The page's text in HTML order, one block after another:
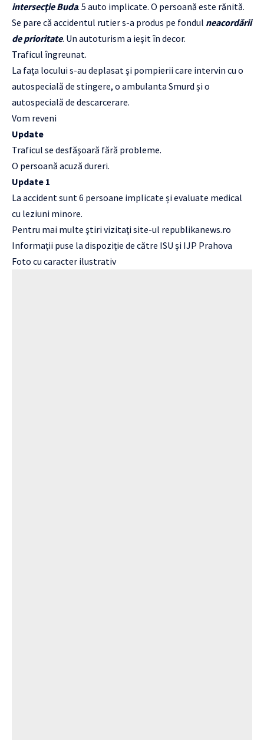
intersecţie Buda. 5 auto implicate. O persoană este rănită.
Se pare că accidentul rutier s-a produs pe fondul neacordării
de prioritate. Un autoturism a ieşit în decor.
Traficul îngreunat.
La faţa locului s-au deplasat şi pompierii care intervin cu o
autospecială de stingere, o ambulanta Smurd și o
autospecială de descarcerare.
Vom reveni
Update
Traficul se desfăşoară fără probleme.
O persoană acuză dureri.
Update 1
La accident sunt 6 persoane implicate și evaluate medical
cu leziuni minore.
Pentru mai multe ştiri vizitaţi site-ul republikanews.ro
Informaţii puse la dispoziţie de către ISU şi IJP Prahova
Foto cu caracter ilustrativ